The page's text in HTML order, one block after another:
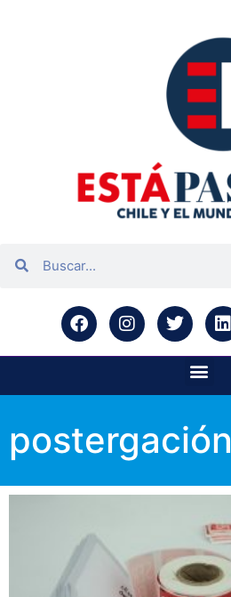
postergación